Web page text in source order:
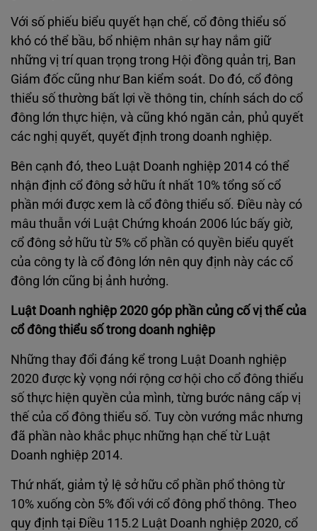
Với số phiếu biểu quyết hạn chế, cổ đông thiểu số
khó có thể bầu, bổ nhiệm nhân sự hay nắm giữ
những vị trí quan trọng trong Hội đồng quản trị, Ban
Giám đốc cũng như Ban kiểm soát. Do đó, cổ đông
thiểu số thường bất lợi về thông tin, chính sách do cổ
đông lớn thực hiện, và cũng khó ngăn cản, phủ quyết
các nghị quyết, quyết định trong doanh nghiệp.
Bên cạnh đó, theo Luật Doanh nghiệp 2014 có thể
nhận định cổ đông sở hữu ít nhất 10% tổng số cổ
phần mới được xem là cổ đông thiểu số. Điều này có
mâu thuẫn với Luật Chứng khoán 2006 lúc bấy giờ,
cổ đông sở hữu từ 5% cổ phần có quyền biểu quyết
của công ty là cổ đông lớn nên quy định này các cổ
đông lớn cũng bị ảnh hưởng.
Luật Doanh nghiệp 2020 góp phần củng cố vị thế của
cổ đông thiểu số trong doanh nghiệp
Những thay đổi đáng kể trong Luật Doanh nghiệp
2020 được kỳ vọng nới rộng cơ hội cho cổ đông thiểu
số thực hiện quyền của mình, từng bước nâng cấp vị
thế của cổ đông thiểu số. Tuy còn vướng mắc nhưng
đã phần nào khắc phục những hạn chế từ Luật
Doanh nghiệp 2014.
Thứ nhất, giảm tỷ lệ sở hữu cổ phần phổ thông từ
10% xuống còn 5% đối với cổ đông phổ thông. Theo
quy định tại Điều 115.2 Luật Doanh nghiệp 2020, cổ